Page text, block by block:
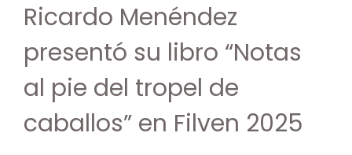
Ricardo Menéndez
presentó su libro “Notas
al pie del tropel de
caballos” en Filven 2025